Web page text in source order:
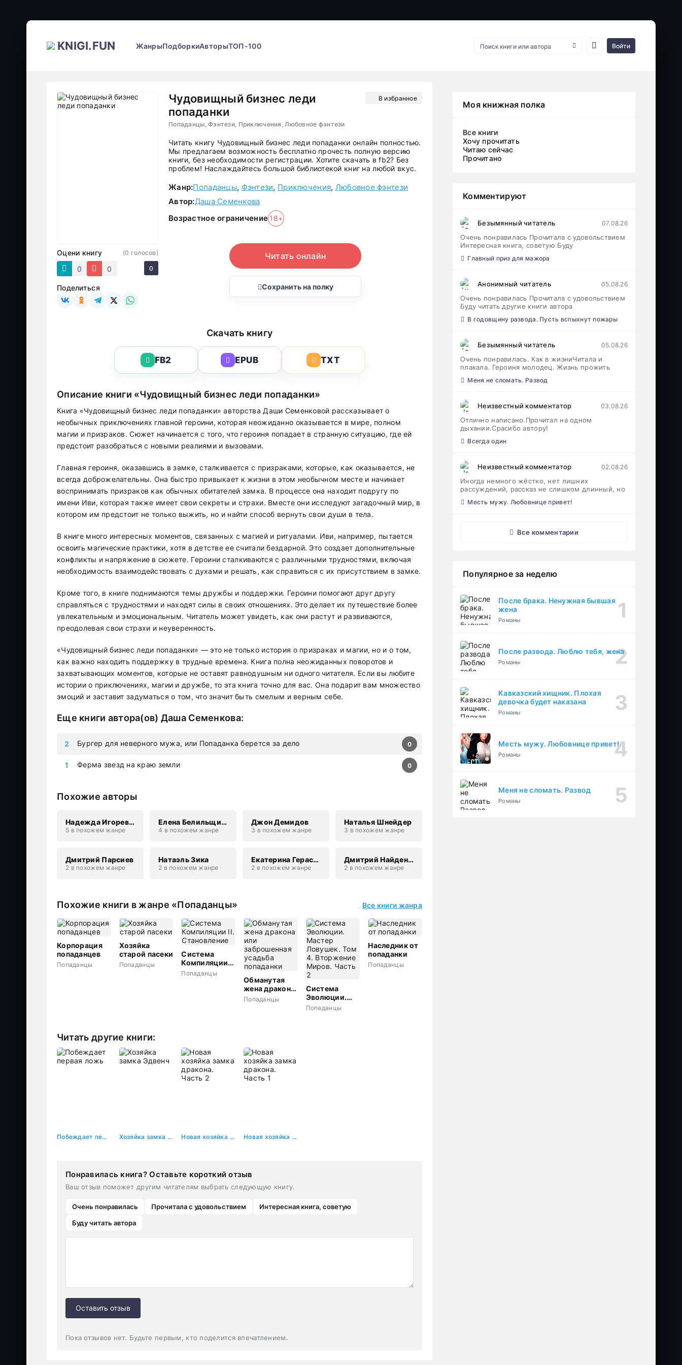
KNIGI.FUN ЖанрыПодборкиАвторыТОП-100 Войти
Чудовищный бизнес леди
попаданки
Попаданцы, Фэнтези, Приключения, Любовное фэнтези
В избранное
Оцени книгу
0
0
(0 голосов)
0
Поделиться
Читать книгу Чудовищный бизнес леди попаданки онлайн полностью.
Мы предлагаем возможность бесплатно прочесть полную версию
книги, без необходимости регистрации. Хотите скачать в fb2? Без
проблем! Наслаждайтесь большой библиотекой книг на любой вкус.
Жанр:Попаданцы, Фэнтези, Приключения, Любовное фэнтези
Автор:Даша Семенкова
Возрастное ограничение 18+
Читать онлайн
Сохранить на полку
Скачать книгу
FB2 EPUB TXT
Описание книги «Чудовищный бизнес леди попаданки»
Книга «Чудовищный бизнес леди попаданки» авторства Даши Семенковой рассказывает о
необычных приключениях главной героини, которая неожиданно оказывается в мире, полном
магии и призраков. Сюжет начинается с того, что героиня попадает в странную ситуацию, где ей
предстоит разобраться с новыми реалиями и вызовами.
Главная героиня, оказавшись в замке, сталкивается с призраками, которые, как оказывается, не
всегда доброжелательны. Она быстро привыкает к жизни в этом необычном месте и начинает
воспринимать призраков как обычных обитателей замка. В процессе она находит подругу по
имени Иви, которая также имеет свои секреты и страхи. Вместе они исследуют загадочный мир, в
котором им предстоит не только выжить, но и найти способ вернуть свои души в тела.
В книге много интересных моментов, связанных с магией и ритуалами. Иви, например, пытается
освоить магические практики, хотя в детстве ее считали бездарной. Это создает дополнительные
конфликты и напряжение в сюжете. Героини сталкиваются с различными трудностями, включая
необходимость взаимодействовать с духами и решать, как справиться с их присутствием в замке.
Кроме того, в книге поднимаются темы дружбы и поддержки. Героини помогают друг другу
справляться с трудностями и находят силы в своих отношениях. Это делает их путешествие более
увлекательным и эмоциональным. Читатель может увидеть, как они растут и развиваются,
преодолевая свои страхи и неуверенность.
«Чудовищный бизнес леди попаданки» — это не только история о призраках и магии, но и о том,
как важно находить поддержку в трудные времена. Книга полна неожиданных поворотов и
захватывающих моментов, которые не оставят равнодушным ни одного читателя. Если вы любите
истории о приключениях, магии и дружбе, то эта книга точно для вас. Она подарит вам множество
эмоций и заставит задуматься о том, что значит быть смелым и верным себе.
Еще книги автора(ов) Даша Семенкова:
Ферма звезд на краю земли 0
Бургер для неверного мужа, или Попаданка берется за дело 0
Похожие авторы
Надежда Игоревна Соколова
5 в похожем жанре
Елена Белильщикова
4 в похожем жанре
Джон Демидов
3 в похожем жанре
Наталья Шнейдер
3 в похожем жанре
Дмитрий Парсиев
2 в похожем жанре
Натаэль Зика
2 в похожем жанре
Екатерина Гераскина
2 в похожем жанре
Дмитрий Найденов
2 в похожем жанре
Похожие книги в жанре «Попаданцы» Все книги жанра
Корпорация
попаданцев
Попаданцы
Хозяйка
старой пасеки
Попаданцы
Система
Компиляции
II.
Попаданцы
Обманутая
жена дракона
или
Попаданцы
Система
Эволюции.
Мастер
Попаданцы
Наследник от
попаданки
Попаданцы
Читать другие книги:
Побеждает первая ложь Хозяйка замка Эдвенч Новая хозяйка замка дракона. Часть 2 Новая хозяйка замка дракона. Часть 1
Понравилась книга? Оставьте короткий отзыв
Ваш отзыв поможет другим читателям выбрать следующую книгу.
Очень понравилась Прочитала с удовольствием
Интересная книга, советую
Буду читать автора
Оставить отзыв
Пока отзывов нет. Будьте первым, кто поделится впечатлением.
Моя книжная полка
Все книги
Хочу прочитать
Читаю сейчас
Прочитано
Комментируют
Безымянный читатель 07.08.26
Очень понравилась Прочитала с удовольствием
Интересная книга, советую Буду
Главный приз для мажора
Анонимный читатель 05.08.26
Очень понравилась Прочитала с удовольствием
Буду читать другие книги автора
В годовщину развода. Пусть вспыхнут пожары
Безымянный читатель 05.08.26
Очень понравилась. Как в жизниЧитала и
плакала. Героиня молодец. Жизнь прожить
Меня не сломать. Развод
Неизвестный комментатор 03.08.26
Отлично написано.Прочитал на одном
дыхании.Срасибо автору!
Всегда один
Неизвестный комментатор 02.08.26
Иногда немного жёстко, нет лишних
рассуждений, рассказ не слишком длинный, но
Месть мужу. Любовнице привет!
Все комментарии
Популярное за неделю
После брака. Ненужная бывшая
жена
Романы
После развода. Люблю тебя, жена
Романы
Кавказский хищник. Плохая
девочка будет наказана
Романы
Месть мужу. Любовнице привет!
Романы
Меня не сломать. Развод
Романы